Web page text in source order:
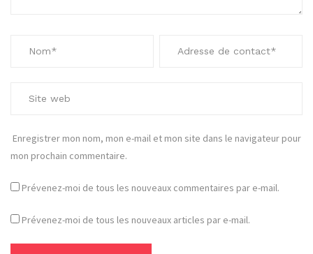
Enregistrer mon nom, mon e-mail et mon site dans le navigateur pour
mon prochain commentaire.
Prévenez-moi de tous les nouveaux commentaires par e-mail.
Prévenez-moi de tous les nouveaux articles par e-mail.